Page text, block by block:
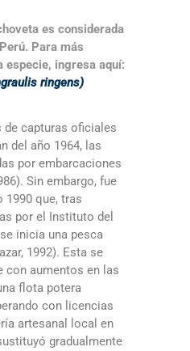
es considerada
Para más
especie, ingresa aquí:
ringens)
capturas oficiales
del año 1964, las
por embarcaciones
Sin embargo, fue
1990 que, tras
por el Instituto del
inicia una pesca
1992). Esta se
con aumentos en las
flota potera
con licencias
artesanal local en
gradualmente